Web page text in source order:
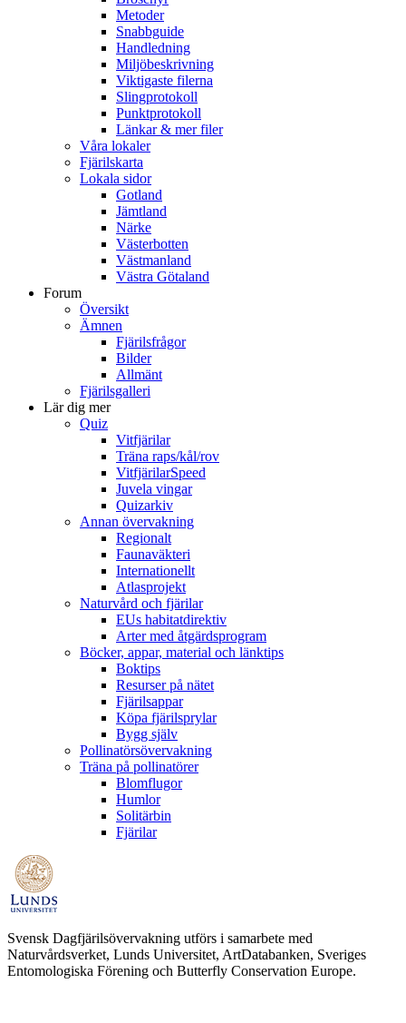
Metoder
Snabbguide
Handledning
Miljöbeskrivning
Viktigaste filerna
Slingprotokoll
Punktprotokoll
Länkar & mer filer
Våra lokaler
Fjärilskarta
Lokala sidor
Gotland
Jämtland
Närke
Västerbotten
Västmanland
Västra Götaland
Forum
Översikt
Ämnen
Fjärilsfrågor
Bilder
Allmänt
Fjärilsgalleri
Lär dig mer
Quiz
Vitfjärilar
Träna raps/kål/rov
VitfjärilarSpeed
Juvela vingar
Quizarkiv
Annan övervakning
Regionalt
Faunaväkteri
Internationellt
Atlasprojekt
Naturvård och fjärilar
EUs habitatdirektiv
Arter med åtgärdsprogram
Böcker, appar, material och länktips
Boktips
Resurser på nätet
Fjärilsappar
Köpa fjärilsprylar
Bygg själv
Pollinatörsövervakning
Träna på pollinatörer
Blomflugor
Humlor
Solitärbin
Fjärilar
Svensk Dagfjärilsövervakning utförs i samarbete med
Naturvårdsverket, Lunds Universitet, ArtDatabanken, Sveriges
Entomologiska Förening och Butterfly Conservation Europe.